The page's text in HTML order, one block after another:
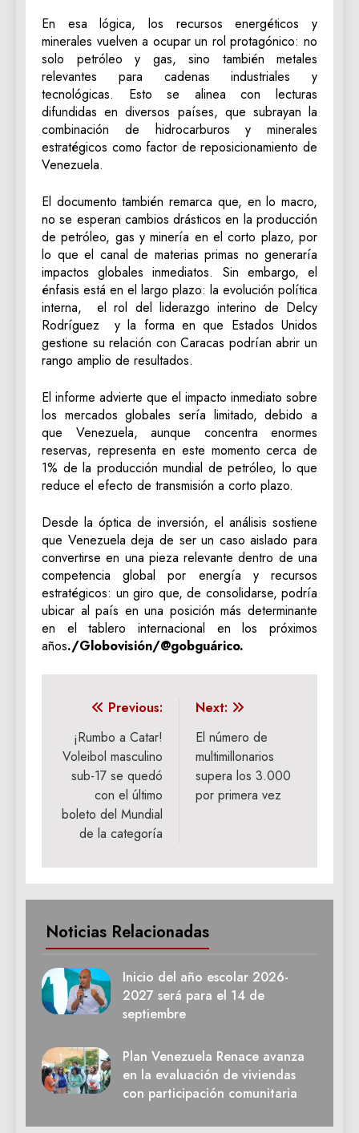
En esa lógica, los recursos energéticos y
minerales vuelven a ocupar un rol protagónico: no
solo petróleo y gas, sino también metales
relevantes para cadenas industriales y
tecnológicas. Esto se alinea con lecturas
difundidas en diversos países, que subrayan la
combinación de hidrocarburos y minerales
estratégicos como factor de reposicionamiento de
Venezuela.
El documento también remarca que, en lo macro,
no se esperan cambios drásticos en la producción
de petróleo, gas y minería en el corto plazo, por
lo que el canal de materias primas no generaría
impactos globales inmediatos. Sin embargo, el
énfasis está en el largo plazo: la evolución política
interna, el rol del liderazgo interino de Delcy
Rodríguez y la forma en que Estados Unidos
gestione su relación con Caracas podrían abrir un
rango amplio de resultados.
El informe advierte que el impacto inmediato sobre
los mercados globales sería limitado, debido a
que Venezuela, aunque concentra enormes
reservas, representa en este momento cerca de
1% de la producción mundial de petróleo, lo que
reduce el efecto de transmisión a corto plazo.
Desde la óptica de inversión, el análisis sostiene
que Venezuela deja de ser un caso aislado para
convertirse en una pieza relevante dentro de una
competencia global por energía y recursos
estratégicos: un giro que, de consolidarse, podría
ubicar al país en una posición más determinante
en el tablero internacional en los próximos
años./Globovisión/@gobguárico.
Navegación
de
entradas
Previous:
¡Rumbo a Catar!
Voleibol masculino
sub-17 se quedó
con el último
boleto del Mundial
de la categoría
Next:
El número de
multimillonarios
supera los 3.000
por primera vez
Noticias Relacionadas
Inicio del año escolar 2026-
2027 será para el 14 de
septiembre
Plan Venezuela Renace avanza
en la evaluación de viviendas
con participación comunitaria